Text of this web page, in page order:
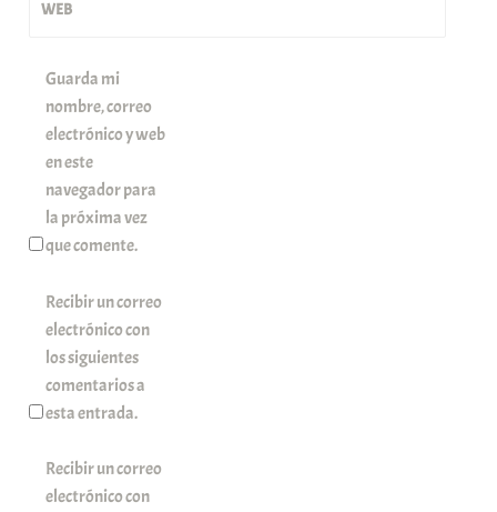
WEB
Guarda mi
nombre, correo
electrónico y web
en este
navegador para
la próxima vez
que comente.
Recibir un correo
electrónico con
los siguientes
comentarios a
esta entrada.
Recibir un correo
electrónico con